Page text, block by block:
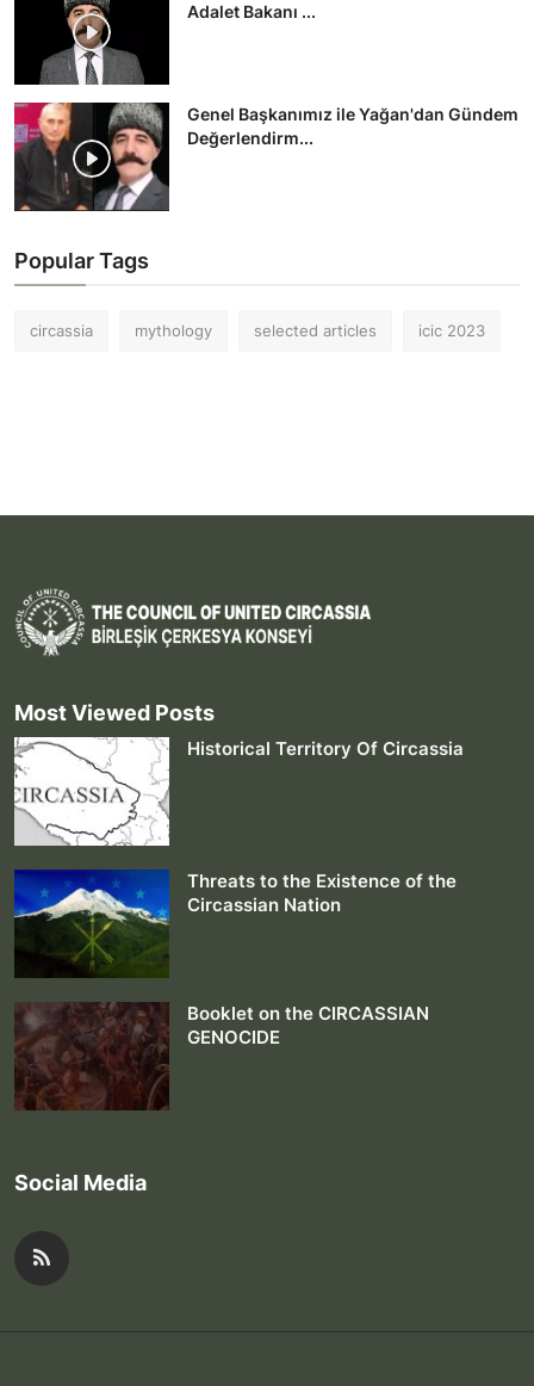
Adalet Bakanı ...
Genel Başkanımız ile Yağan'dan Gündem
Değerlendirm...
Popular Tags
circassia mythology selected articles icic 2023
Most Viewed Posts
Historical Territory Of Circassia
Threats to the Existence of the
Circassian Nation
Booklet on the CIRCASSIAN
GENOCIDE
Social Media